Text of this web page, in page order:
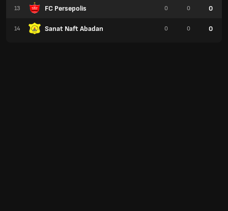
13 FC Persepolis
14 Sanat Naft Abadan
0 0 0
0 0 0